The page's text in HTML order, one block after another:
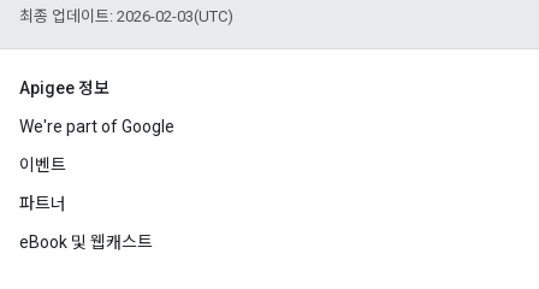
최종 업데이트: 2026-02-03(UTC)
Apigee 정보
We're part of Google
이벤트
파트너
eBook 및 웹캐스트